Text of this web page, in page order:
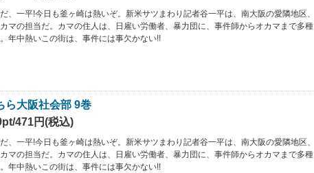
、一平!今日も釜ヶ崎は熱いぞ。新米サツまわり記者谷一平は、南大阪の愛隣地区、
マの担当だ。カマの住人は、日雇い労働者、暴力団に、事件師からオカマまで多種
年中熱いこの街は、事件には事欠かない!!
ら大阪社会部 9巻
471円(税込)
、一平!今日も釜ヶ崎は熱いぞ。新米サツまわり記者谷一平は、南大阪の愛隣地区、
マの担当だ。カマの住人は、日雇い労働者、暴力団に、事件師からオカマまで多種
年中熱いこの街は、事件には事欠かない!!